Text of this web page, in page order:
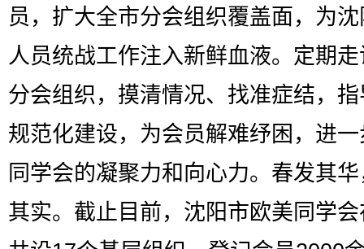
员，扩大全市分会组织覆盖面，为
人员统战工作注入新鲜血液。定期
分会组织，摸清情况、找准症结，
规范化建设，为会员解难纾困，进
同学会的凝聚力和向心力。春发其
其实。截止目前，沈阳市欧美同学